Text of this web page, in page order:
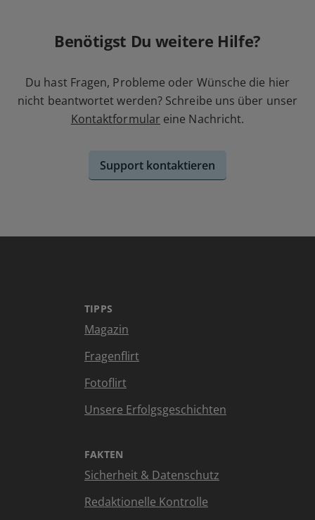
Benötigst Du weitere Hilfe?
Du hast Fragen, Probleme oder Wünsche die hier
nicht beantwortet werden? Schreibe uns über unser
Kontaktformular eine Nachricht.
Support kontaktieren
TIPPS
Magazin
Fragenflirt
Fotoflirt
Unsere Erfolgsgeschichten
FAKTEN
Sicherheit & Datenschutz
Redaktionelle Kontrolle